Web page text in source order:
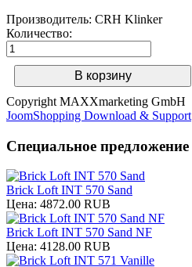
Производитель: CRH Klinker
Количество:
Copyright MAXXmarketing GmbH
JoomShopping Download & Support
Специальное предложение
Brick Loft INT 570 Sand
Цена: 4872.00 RUB
Brick Loft INT 570 Sand NF
Цена: 4128.00 RUB